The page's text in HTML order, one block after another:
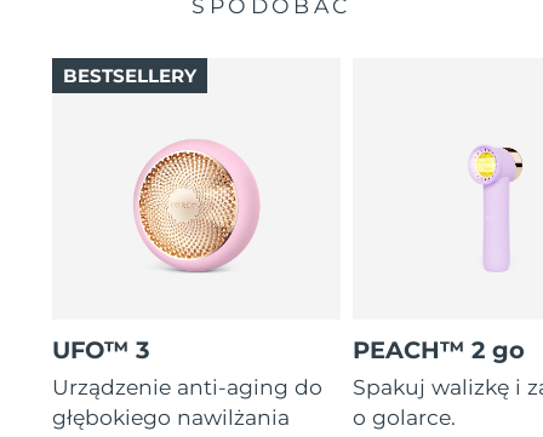
SPODOBAĆ
UFO™ 3
Urządzenie anti-aging do
głębokiego nawilżania
BESTSELLERY
PEACH™ 2 go
Spakuj walizkę i
o golarce.